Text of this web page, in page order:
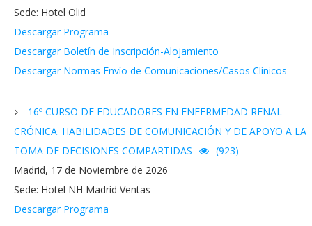
Sede: Hotel Olid
Descargar Programa
Descargar Boletín de Inscripción-Alojamiento
Descargar Normas Envío de Comunicaciones/Casos Clínicos
16º CURSO DE EDUCADORES EN ENFERMEDAD RENAL
CRÓNICA. HABILIDADES DE COMUNICACIÓN Y DE APOYO A LA
TOMA DE DECISIONES COMPARTIDAS
(923)
Madrid, 17 de Noviembre de 2026
Sede: Hotel NH Madrid Ventas
Descargar Programa